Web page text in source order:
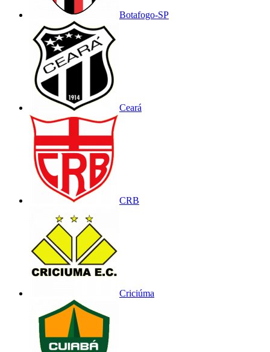
Botafogo-SP
Ceará
CRB
Criciúma